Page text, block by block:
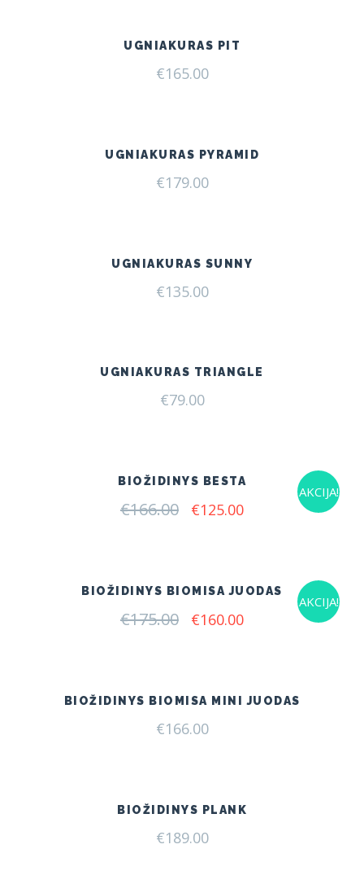
UGNIAKURAS PIT
€165.00
UGNIAKURAS PYRAMID
€179.00
UGNIAKURAS SUNNY
€135.00
UGNIAKURAS TRIANGLE
€79.00
AKCIJA!
BIOŽIDINYS BESTA
€166.00 Original
€125.00Current
AKCIJA!
BIOŽIDINYS BIOMISA JUODAS
€175.00 Original
€160.00Current
BIOŽIDINYS BIOMISA MINI JUODAS
€166.00
BIOŽIDINYS PLANK
€189.00